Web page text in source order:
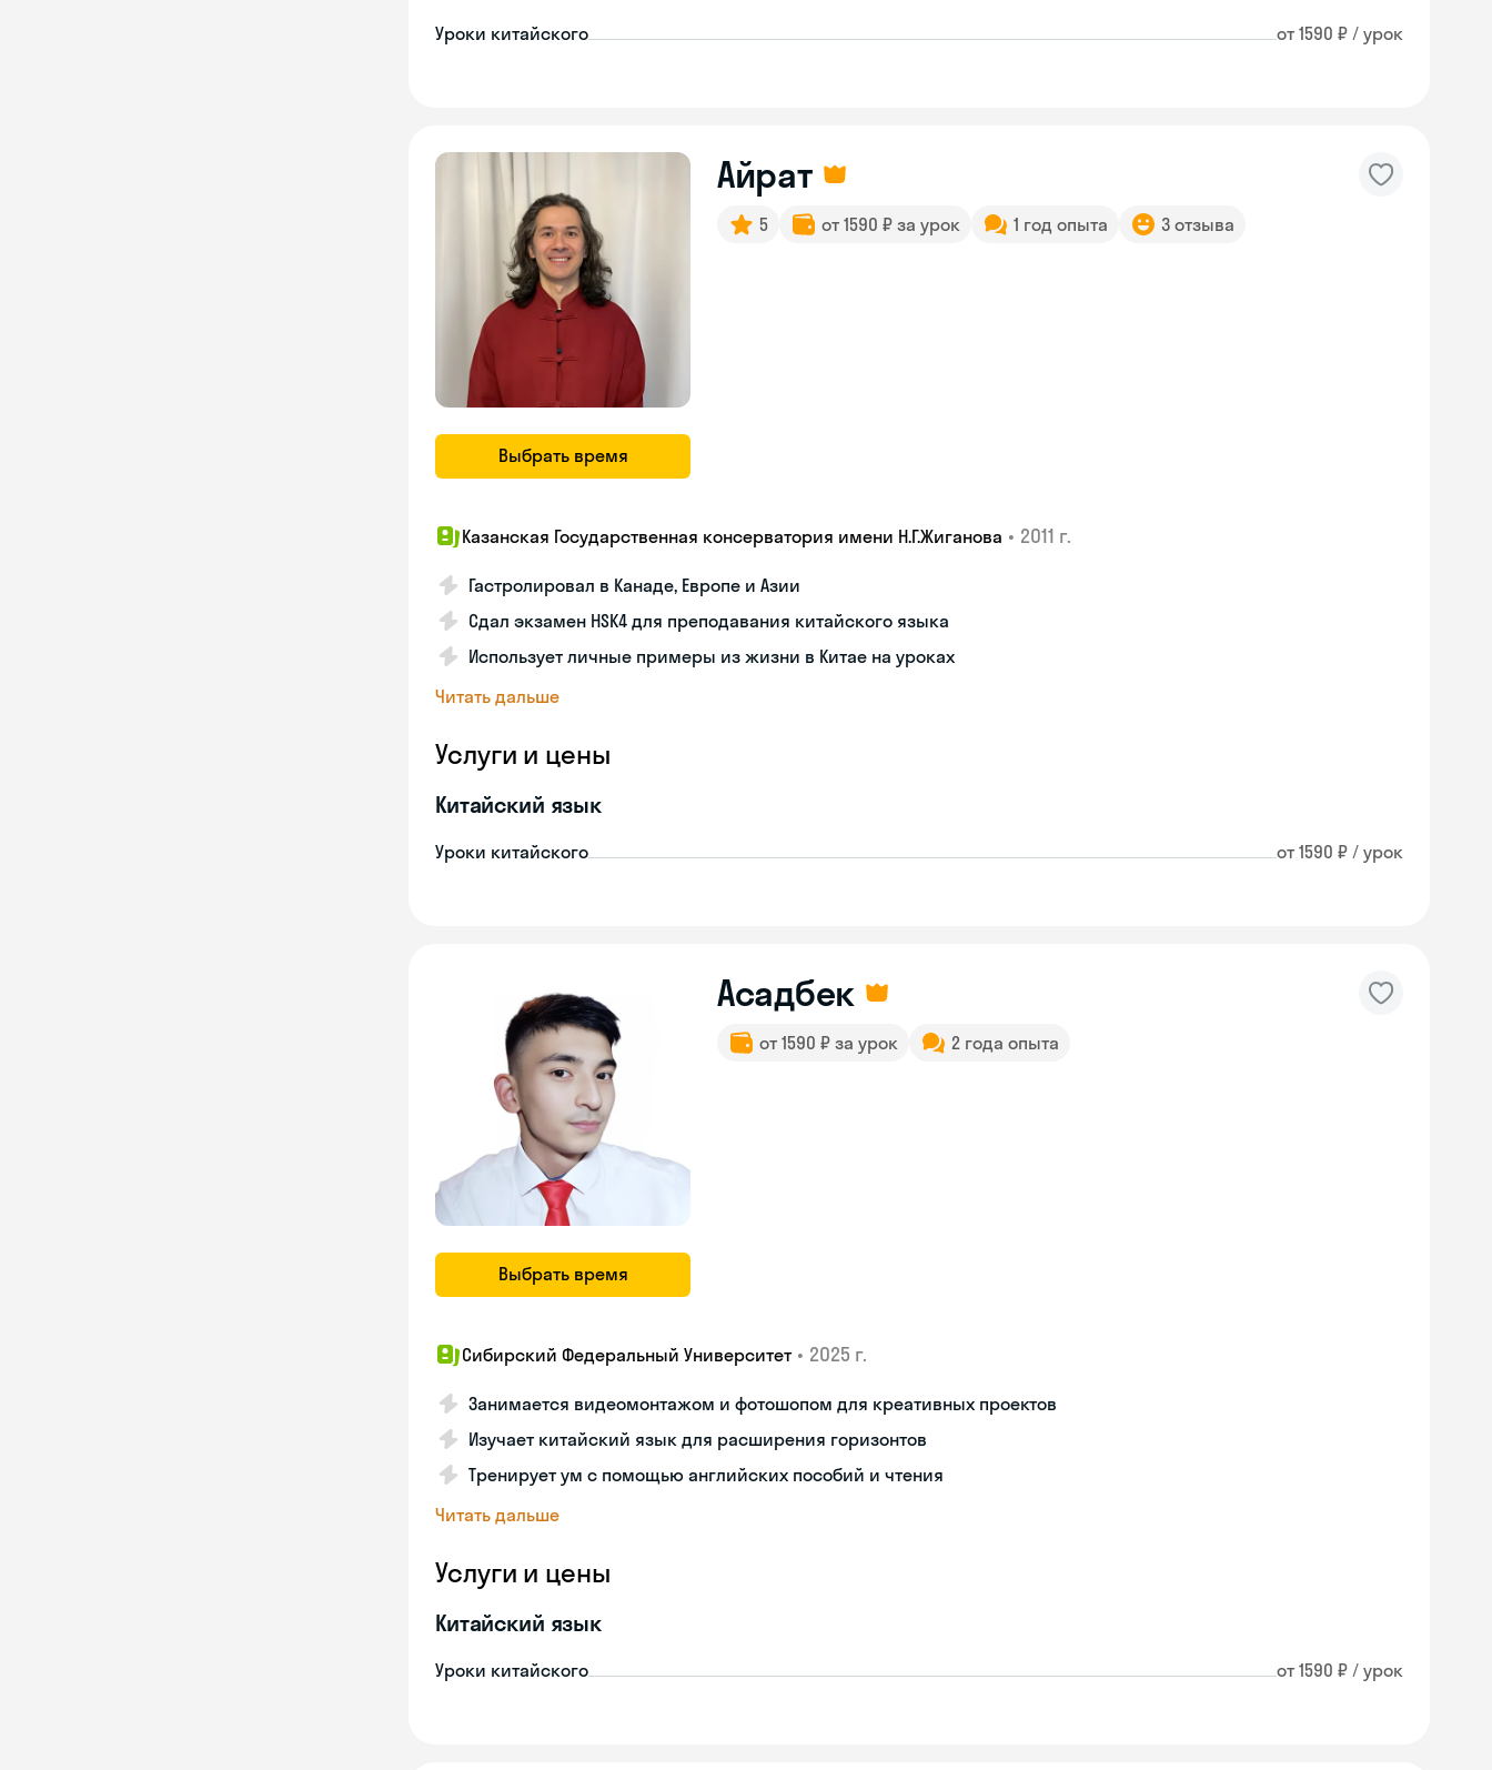
Уроки китайского от 1590 ₽ / урок
Выбрать время
Айрат
5 от 1590 ₽ за урок 1 год опыта 3 отзыва
Казанская Государственная консерватория имени Н.Г.Жиганова • 2011 г.
Гастролировал в Канаде, Европе и Азии
Сдал экзамен HSK4 для преподавания китайского языка
Использует личные примеры из жизни в Китае на уроках
Читать дальше
Услуги и цены
Китайский язык
Уроки китайского от 1590 ₽ / урок
Выбрать время
Асадбек
от 1590 ₽ за урок 2 года опыта
Сибирский Федеральный Университет • 2025 г.
Занимается видеомонтажом и фотошопом для креативных проектов
Изучает китайский язык для расширения горизонтов
Тренирует ум с помощью английских пособий и чтения
Читать дальше
Услуги и цены
Китайский язык
Уроки китайского от 1590 ₽ / урок